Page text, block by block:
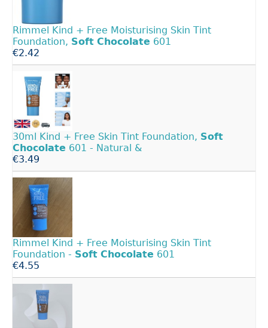
Rimmel Kind + Free Moisturising Skin Tint
Foundation, Soft Chocolate 601
€2.42
30ml Kind + Free Skin Tint Foundation, Soft
Chocolate 601 - Natural &
€3.49
Rimmel Kind + Free Moisturising Skin Tint
Foundation - Soft Chocolate 601
€4.55